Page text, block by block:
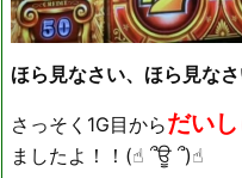
ほら見なさい、ほら見なさ
さっそく1G目からだい
ましたよ！！(☝︎ ՞ਊ ՞)☝︎